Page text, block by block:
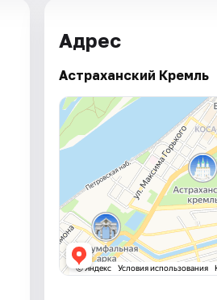
Адрес
Астраханский Кремль